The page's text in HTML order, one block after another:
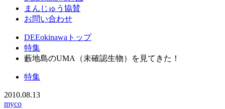
まんじゅう協賛
お問い合わせ
DEEokinawaトップ
特集
藪地島のUMA（未確認生物）を見てきた！
特集
2010.08.13
myco